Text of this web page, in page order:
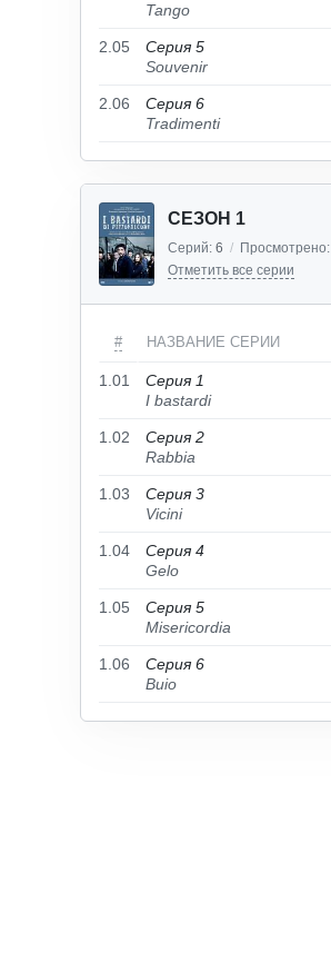
Tango
2.05
Серия 5
Souvenir
2.06
Серия 6
Tradimenti
СЕЗОН 1
Серий: 6 / Просмотрено:
Отметить все серии
# НАЗВАНИЕ СЕРИИ
1.01
Серия 1
I bastardi
1.02
Серия 2
Rabbia
1.03
Серия 3
Vicini
1.04
Серия 4
Gelo
1.05
Серия 5
Misericordia
1.06
Серия 6
Buio